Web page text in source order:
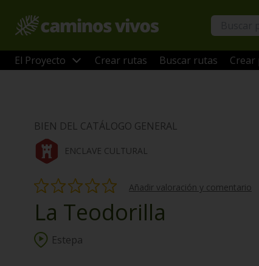
El Proyecto Crear rutas Buscar rutas Crear
BIEN DEL CATÁLOGO GENERAL
ENCLAVE CULTURAL
Añadir valoración y comentario
La Teodorilla
Estepa